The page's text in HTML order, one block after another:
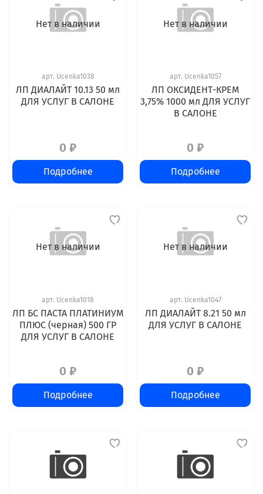
Нет в наличии
арт. Ucenka1038
ЛП ДИАЛАЙТ 10.13 50 мл
ДЛЯ УСЛУГ В САЛОНЕ
0 ₽
Подробнее
Нет в наличии
арт. Ucenka1057
ЛП ОКСИДЕНТ-КРЕМ
3,75% 1000 мл ДЛЯ УСЛУГ
В САЛОНЕ
0 ₽
Подробнее
Нет в наличии
арт. Ucenka1018
ЛП БС ПАСТА ПЛАТИНИУМ
ПЛЮС (черная) 500 ГР
ДЛЯ УСЛУГ В САЛОНЕ
0 ₽
Подробнее
Нет в наличии
арт. Ucenka1047
ЛП ДИАЛАЙТ 8.21 50 мл
ДЛЯ УСЛУГ В САЛОНЕ
0 ₽
Подробнее